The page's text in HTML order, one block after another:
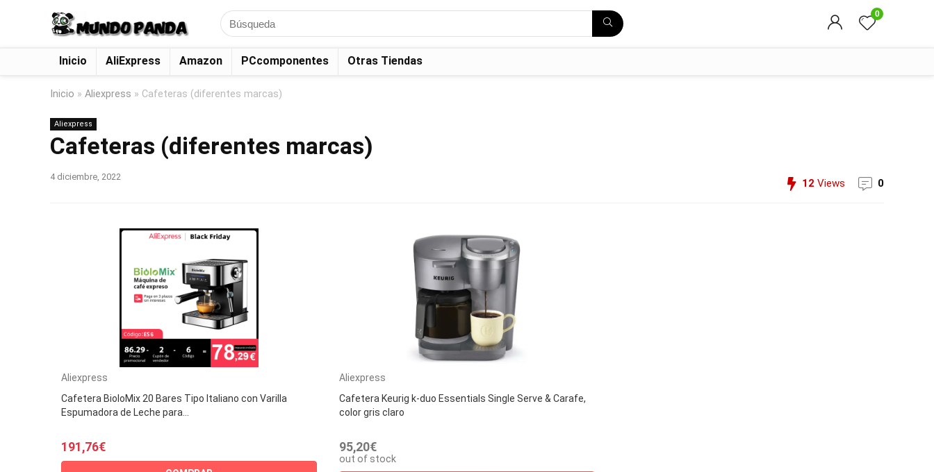
Search
for:
0
Inicio AliExpress Amazon PCcomponentes Otras Tiendas
Inicio » Aliexpress » Cafeteras (diferentes marcas)
Aliexpress
Cafeteras (diferentes marcas)
4 diciembre, 2022
12 Views 0
Aliexpress
Cafetera BioloMix 20 Bares Tipo Italiano con Varilla
Espumadora de Leche para...
191,76€
Aliexpress
Cafetera Keurig k-duo Essentials Single Serve & Carafe,
color gris claro
95,20€
out of stock